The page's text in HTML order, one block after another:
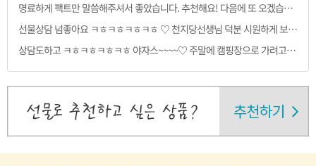
명료하게 팩트만 말씀해주셔서 좋았습니다. 추천해요! 다음에 또 오겠습니다
선물상담 넘좋아요 ㅋㅎㅋㅎㅋㅎㅋㅎ ♡ 천지당선생님 덕분 시원하게 보낼수있게 되었습니다. 선생님도 시원한 여름되세요
상담도하고 ㅋㅎㅋㅎㅋㅎㅋㅎ 야자스~~~~♡ 주말에 캠핑장으로 가려고요 ㅎ